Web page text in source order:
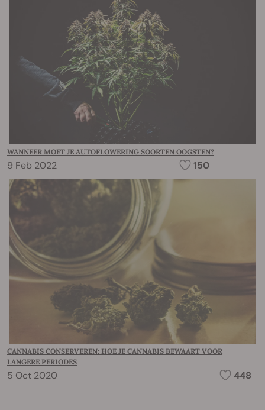
WANNEER MOET JE AUTOFLOWERING SOORTEN OOGSTEN?
9 Feb 2022 150
CANNABIS CONSERVEREN: HOE JE CANNABIS BEWAART VOOR
LANGERE PERIODES
5 Oct 2020 448